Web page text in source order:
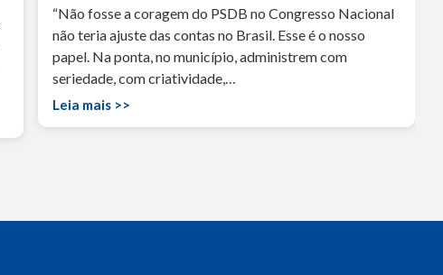
“Não fosse a coragem do PSDB no Congresso Nacional
não teria ajuste das contas no Brasil. Esse é o nosso
papel. Na ponta, no município, administrem com
seriedade, com criatividade,…
Leia mais >>